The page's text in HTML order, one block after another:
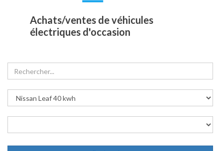
Achats/ventes de véhicules
électriques d'occasion